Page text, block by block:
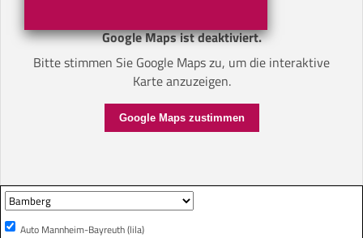
Google Maps ist deaktiviert.
Bitte stimmen Sie Google Maps zu, um die interaktive
Karte anzuzeigen.
Google Maps zustimmen
Auto Mannheim-Bayreuth (lila)